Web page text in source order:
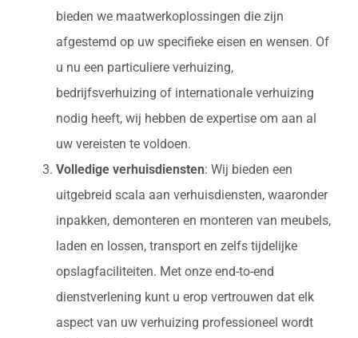
bieden we maatwerkoplossingen die zijn
afgestemd op uw specifieke eisen en wensen. Of
u nu een particuliere verhuizing,
bedrijfsverhuizing of internationale verhuizing
nodig heeft, wij hebben de expertise om aan al
uw vereisten te voldoen.
Volledige verhuisdiensten: Wij bieden een
uitgebreid scala aan verhuisdiensten, waaronder
inpakken, demonteren en monteren van meubels,
laden en lossen, transport en zelfs tijdelijke
opslagfaciliteiten. Met onze end-to-end
dienstverlening kunt u erop vertrouwen dat elk
aspect van uw verhuizing professioneel wordt